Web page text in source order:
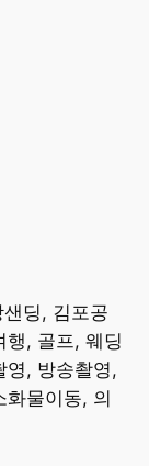
딩, 김포공
행, 골프, 웨딩
영, 방송촬영,
화물이동, 의